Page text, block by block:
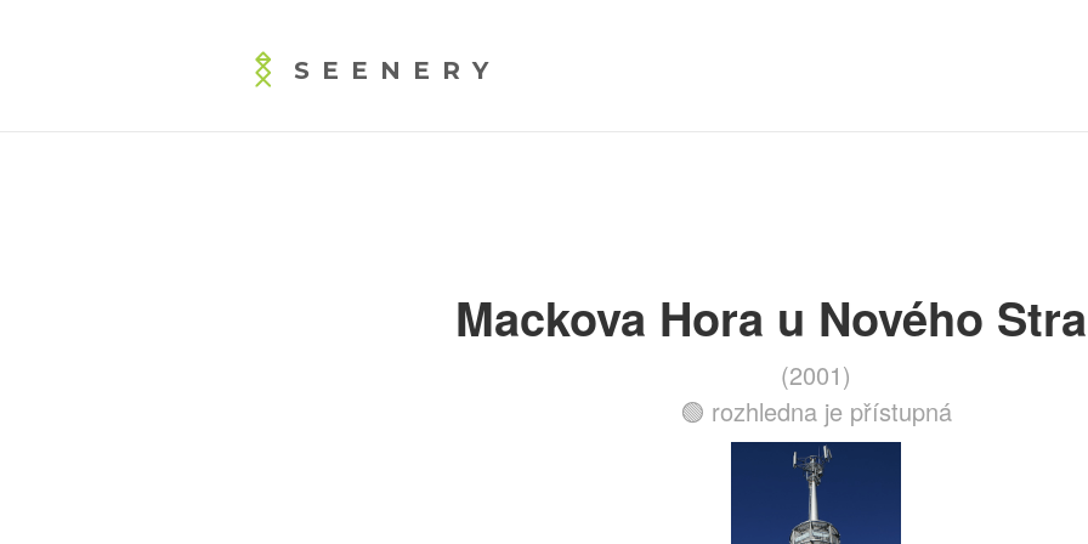
SEENERY
Mackova Hora u Nového
(2001)
🟢 rozhledna je přístupná